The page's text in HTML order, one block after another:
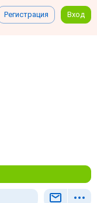
Регистрация Вход